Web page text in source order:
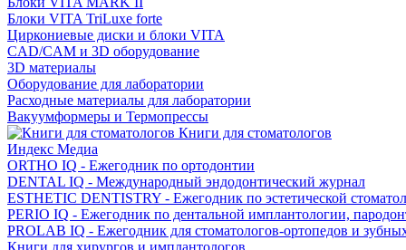
Блоки VITA TriLuxe forte
Циркониевые диски и блоки VITA
CAD/CAM и 3D оборудование
3D материалы
Оборудование для лаборатории
Расходные материалы для лаборатории
Вакуумформеры и Термопрессы
Книги для стоматологов
Индекс Медиа
ORTHO IQ - Ежегодник по ортодонтии
DENTAL IQ - Международный эндодонтический журнал
ESTHETIC DENTISTRY - Ежегодник по эстетической
PERIO IQ - Ежегодник по дентальной имплантологии,
PROLAB IQ - Ежегодник для стоматологов-ортопедов и